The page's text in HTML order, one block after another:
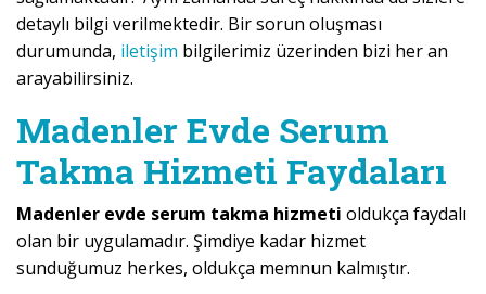
detaylı bilgi verilmektedir. Bir sorun oluşması
durumunda, iletişim bilgilerimiz üzerinden bizi her an
arayabilirsiniz.
Madenler Evde Serum
Takma Hizmeti Faydaları
Madenler evde serum takma hizmeti oldukça faydalı
olan bir uygulamadır. Şimdiye kadar hizmet
sunduğumuz herkes, oldukça memnun kalmıştır.